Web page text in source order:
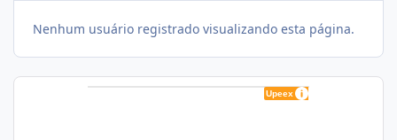
Nenhum usuário registrado visualizando esta página.